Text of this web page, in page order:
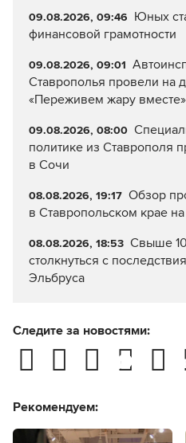
09.08.2026, 09:46 Юных
финансовой грамотности
09.08.2026, 09:01
Ставрополья провели на
«Переживем жару вместе»
09.08.2026, 08:00
политике из Ставрополя
в Сочи
08.08.2026, 19:17 Обзор
в Ставропольском крае
08.08.2026, 18:53 Свыше
столкнуться с
Эльбруса
Следите за новостями:
Рекомендуем: